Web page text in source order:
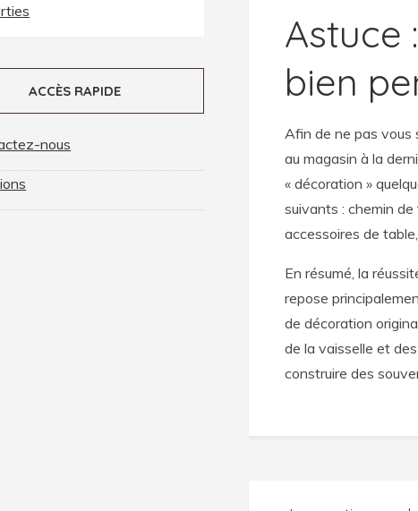
Astuce
bien
Afin de ne pas vous
au magasin à la
« décoration »
suivants : chemin
accessoires de
En résumé, la
repose
de décoration
de la vaisselle et
construire des
ACCÈS RAPIDE
nous